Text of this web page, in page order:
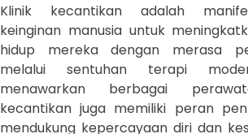
Klinik kecantikan adalah
keinginan manusia untuk
hidup mereka dengan merasa
melalui sentuhan terapi
menawarkan berbagai
kecantikan juga memiliki peran
mendukung kepercayaan diri dan